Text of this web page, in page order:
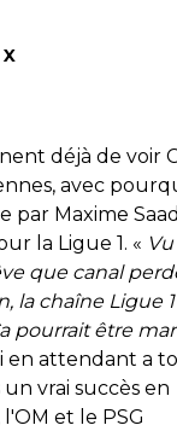
déjà de voir
avec
par Maxime
la Ligue 1. « Vu
que canal
la chaîne Ligue
pourrait être
en attendant a
vrai succès en
et le PSG